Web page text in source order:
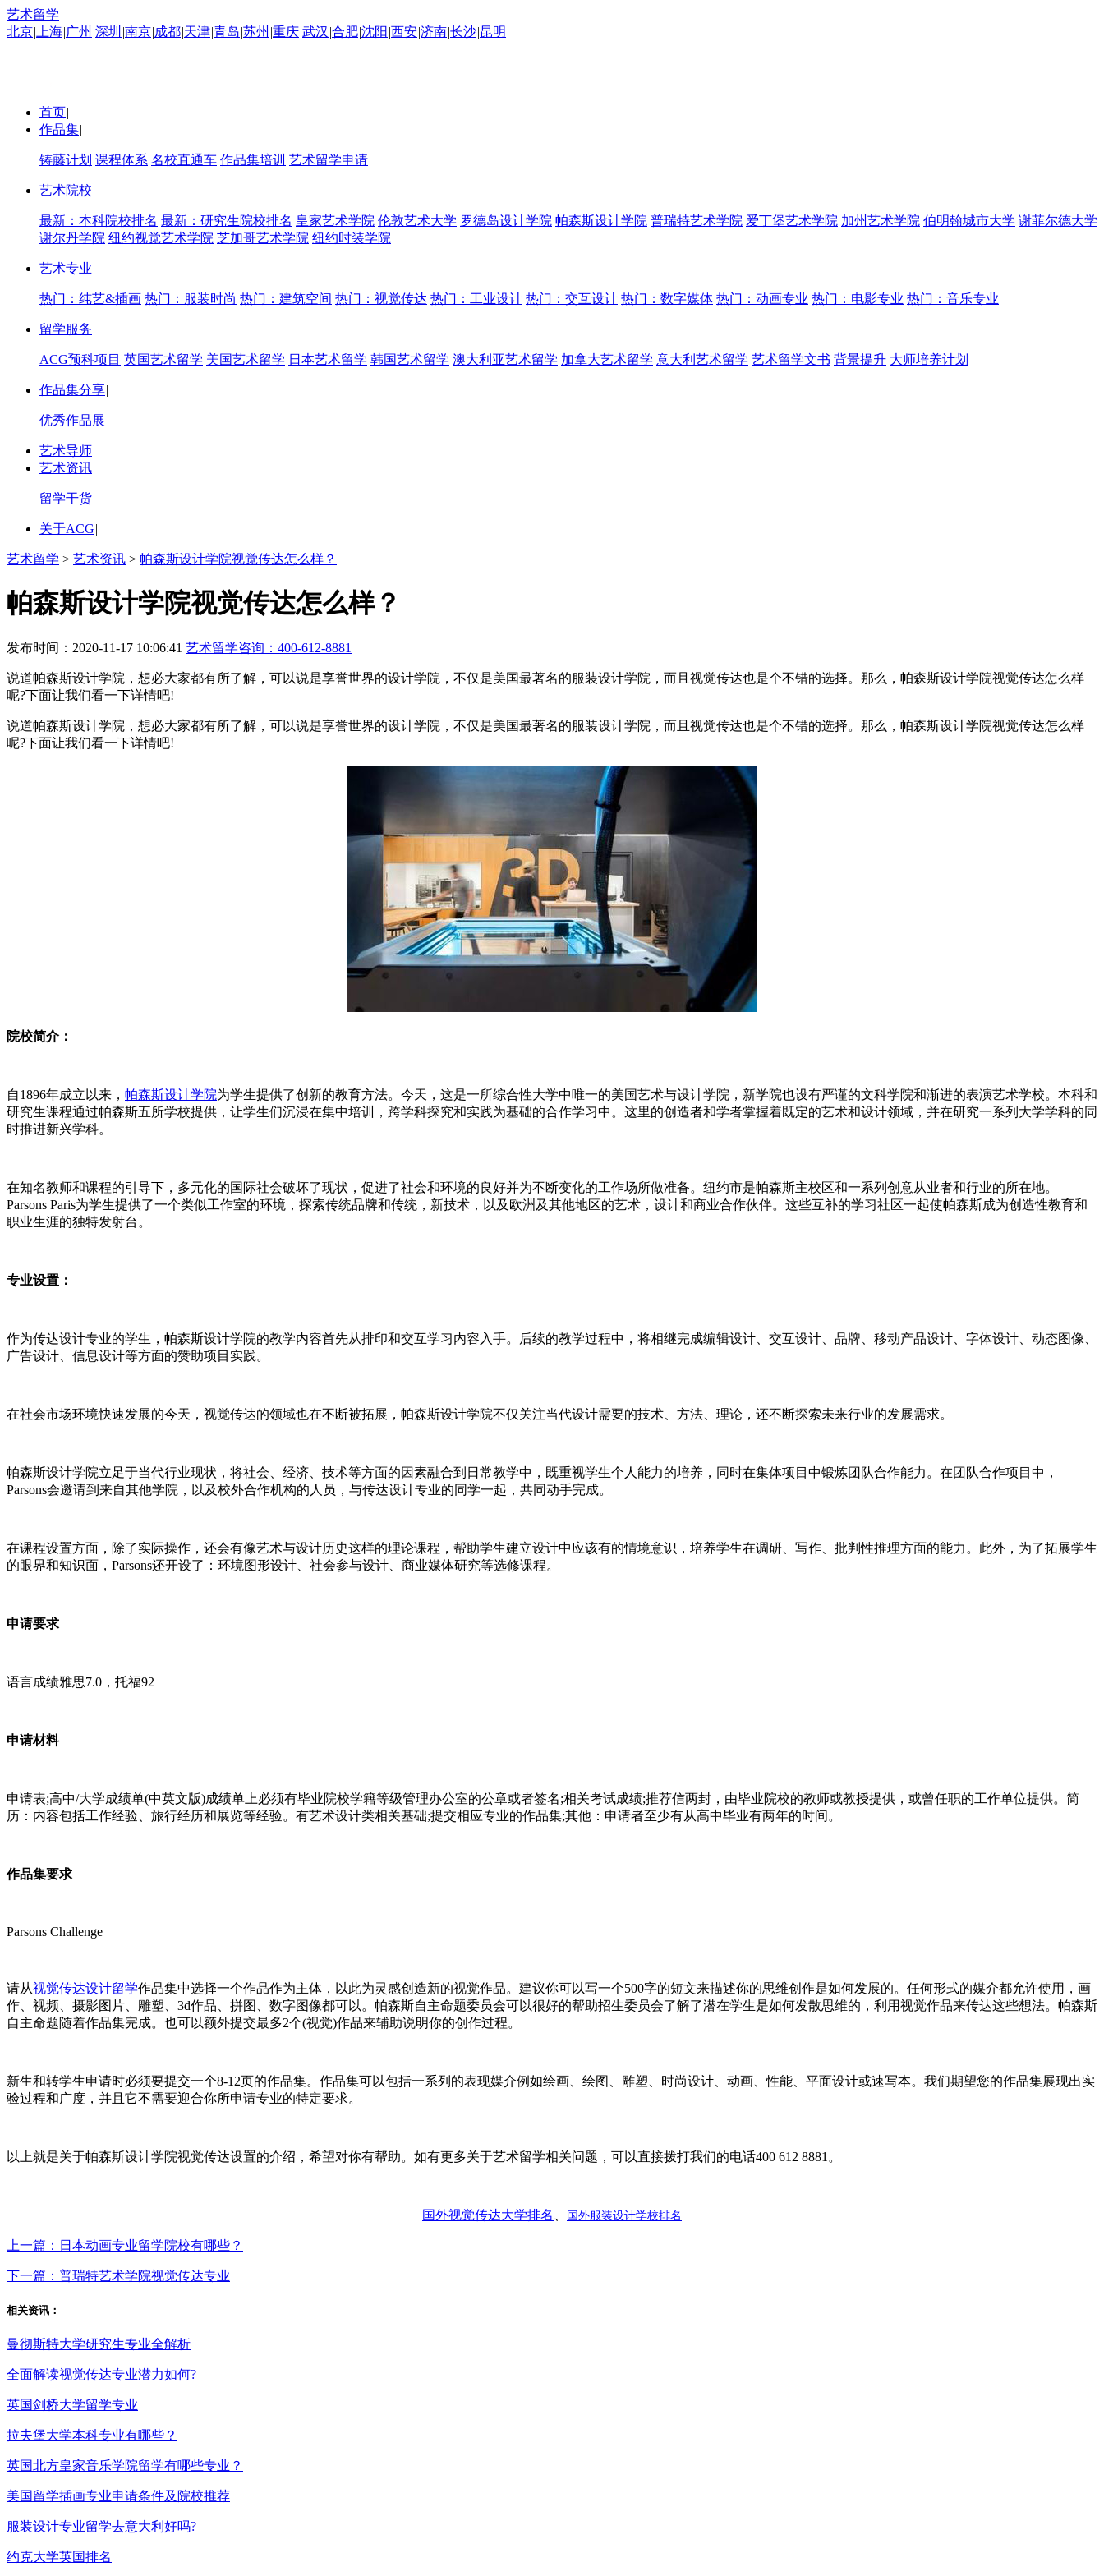
艺术留学
北京| 上海|广州 |深圳 |南京|成都|天津|青岛|苏州 |重庆|武汉 |合肥|沈阳 |西安|济南|长沙|昆明
首页|
作品集|
铸藤计划 课程体系 名校直通车 作品集培训 艺术留学申请
艺术院校|
最新：本科院校排名 最新：研究生院校排名 皇家艺术学院 伦敦艺术大学 罗德岛设计学院 帕森斯设计学院 普瑞特艺术学院 爱丁堡艺术学院 加州艺术学院 伯明翰城市大学 谢菲尔德大学
谢尔丹学院 纽约视觉艺术学院 芝加哥艺术学院 纽约时装学院
艺术专业|
热门：纯艺&插画 热门：服装时尚 热门：建筑空间 热门：视觉传达 热门：工业设计 热门：交互设计 热门：数字媒体 热门：动画专业 热门：电影专业 热门：音乐专业
留学服务|
ACG预科项目 英国艺术留学 美国艺术留学 日本艺术留学 韩国艺术留学 澳大利亚艺术留学 加拿大艺术留学 意大利艺术留学 艺术留学文书 背景提升 大师培养计划
作品集分享|
优秀作品展
艺术导师|
艺术资讯|
留学干货
关于ACG|
艺术留学 > 艺术资讯 > 帕森斯设计学院视觉传达怎么样？
帕森斯设计学院视觉传达怎么样？
发布时间：2020-11-17 10:06:41 艺术留学咨询： 400-612-8881
说道帕森斯设计学院，想必大家都有所了解，可以说是享誉世界的设计学院，不仅是美国最著名的服装设计学院，而且视觉传达也是个不错的选择。那么，帕森斯设计学院视觉传达怎么样
呢?下面让我们看一下详情吧!
说道帕森斯设计学院，想必大家都有所了解，可以说是享誉世界的设计学院，不仅是美国最著名的服装设计学院，而且视觉传达也是个不错的选择。那么，帕森斯设计学院视觉传达怎么样
呢?下面让我们看一下详情吧!
院校简介：
自1896年成立以来， 帕森斯设计学院为学生提供了创新的教育方法。今天，这是一所综合性大学中唯一的美国艺术与设计学院，新学院也设有严谨的文科学院和渐进的表演艺术学校。本科和
研究生课程通过帕森斯五所学校提供，让学生们沉浸在集中培训，跨学科探究和实践为基础的合作学习中。这里的创造者和学者掌握着既定的艺术和设计领域，并在研究一系列大学学科的同
时推进新兴学科。
在知名教师和课程的引导下，多元化的国际社会破坏了现状，促进了社会和环境的良好并为不断变化的工作场所做准备。纽约市是帕森斯主校区和一系列创意从业者和行业的所在地。
Parsons Paris为学生提供了一个类似工作室的环境，探索传统品牌和传统，新技术，以及欧洲及其他地区的艺术，设计和商业合作伙伴。这些互补的学习社区一起使帕森斯成为创造性教育和
职业生涯的独特发射台。
专业设置：
作为传达设计专业的学生，帕森斯设计学院的教学内容首先从排印和交互学习内容入手。后续的教学过程中，将相继完成编辑设计、交互设计、品牌、移动产品设计、字体设计、动态图像、
广告设计、信息设计等方面的赞助项目实践。
在社会市场环境快速发展的今天，视觉传达的领域也在不断被拓展，帕森斯设计学院不仅关注当代设计需要的技术、方法、理论，还不断探索未来行业的发展需求。
帕森斯设计学院立足于当代行业现状，将社会、经济、技术等方面的因素融合到日常教学中，既重视学生个人能力的培养，同时在集体项目中锻炼团队合作能力。在团队合作项目中，
Parsons会邀请到来自其他学院，以及校外合作机构的人员，与传达设计专业的同学一起，共同动手完成。
在课程设置方面，除了实际操作，还会有像艺术与设计历史这样的理论课程，帮助学生建立设计中应该有的情境意识，培养学生在调研、写作、批判性推理方面的能力。此外，为了拓展学生
的眼界和知识面，Parsons还开设了：环境图形设计、社会参与设计、商业媒体研究等选修课程。
申请要求
语言成绩雅思7.0，托福92
申请材料
申请表;高中/大学成绩单(中英文版)成绩单上必须有毕业院校学籍等级管理办公室的公章或者签名;相关考试成绩;推荐信两封，由毕业院校的教师或教授提供，或曾任职的工作单位提供。简
历：内容包括工作经验、旅行经历和展览等经验。有艺术设计类相关基础;提交相应专业的作品集;其他：申请者至少有从高中毕业有两年的时间。
作品集要求
Parsons Challenge
请从视觉传达设计留学作品集中选择一个作品作为主体，以此为灵感创造新的视觉作品。建议你可以写一个500字的短文来描述你的思维创作是如何发展的。任何形式的媒介都允许使用，画
作、视频、摄影图片、雕塑、3d作品、拼图、数字图像都可以。帕森斯自主命题委员会可以很好的帮助招生委员会了解了潜在学生是如何发散思维的，利用视觉作品来传达这些想法。帕森斯
自主命题随着作品集完成。也可以额外提交最多2个(视觉)作品来辅助说明你的创作过程。
新生和转学生申请时必须要提交一个8-12页的作品集。作品集可以包括一系列的表现媒介例如绘画、绘图、雕塑、时尚设计、动画、性能、平面设计或速写本。我们期望您的作品集展现出实
验过程和广度，并且它不需要迎合你所申请专业的特定要求。
以上就是关于帕森斯设计学院视觉传达设置的介绍，希望对你有帮助。如有更多关于艺术留学相关问题，可以直接拨打我们的电话400 612 8881。
国外视觉传达大学排名 国外服装设计学校排名
上一篇：日本动画专业留学院校有哪些？
下一篇：普瑞特艺术学院视觉传达专业
相关资讯：
曼彻斯特大学研究生专业全解析
全面解读视觉传达专业潜力如何?
英国剑桥大学留学专业
拉夫堡大学本科专业有哪些？
英国北方皇家音乐学院留学有哪些专业？
美国留学插画专业申请条件及院校推荐
服装设计专业留学去意大利好吗?
约克大学英国排名